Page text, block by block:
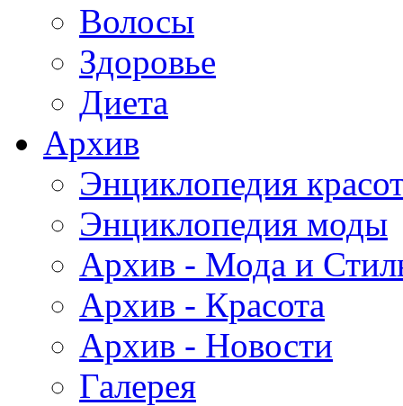
Волосы
Здоровье
Диета
Архив
Энциклопедия
Энциклопедия моды
Архив - Мода и
Архив - Красота
Архив - Новости
Галерея